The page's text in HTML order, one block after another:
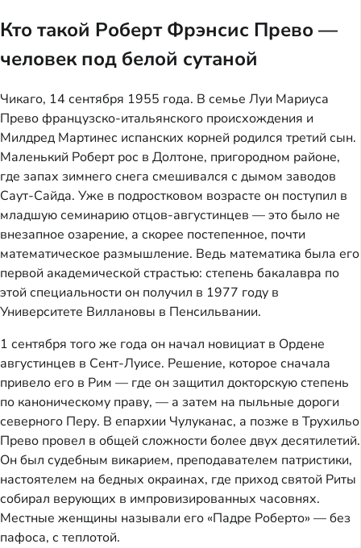
Кто такой Роберт Фрэнсис Прево —
человек под белой сутаной
Чикаго, 14 сентября 1955 года. В семье Луи Мариуса
Прево французско-итальянского происхождения и
Милдред Мартинес испанских корней родился третий сын.
Маленький Роберт рос в Долтоне, пригородном районе,
где запах зимнего снега смешивался с дымом заводов
Саут-Сайда. Уже в подростковом возрасте он поступил в
младшую семинарию отцов-августинцев — это было не
внезапное озарение, а скорее постепенное, почти
математическое размышление. Ведь математика была его
первой академической страстью: степень бакалавра по
этой специальности он получил в 1977 году в
Университете Виллановы в Пенсильвании.
1 сентября того же года он начал новициат в Ордене
августинцев в Сент-Луисе. Решение, которое сначала
привело его в Рим — где он защитил докторскую степень
по каноническому праву, — а затем на пыльные дороги
северного Перу. В епархии Чулуканас, а позже в Трухильо
Прево провел в общей сложности более двух десятилетий.
Он был судебным викарием, преподавателем патристики,
настоятелем на бедных окраинах, где приход святой Риты
собирал верующих в импровизированных часовнях.
Местные женщины называли его «Падре Роберто» — без
пафоса, с теплотой.